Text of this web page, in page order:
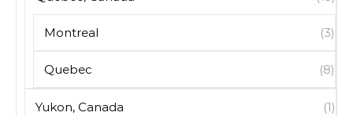
Montreal (3)
Quebec (8)
Yukon, Canada (1)